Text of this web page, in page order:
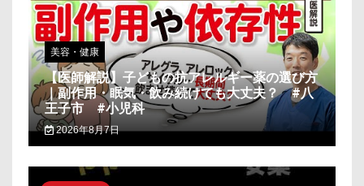
美容・健康
【医師解説】子どもの抗アレルギー薬の選び方
｜副作用・眠気・飲み続けても大丈夫？ #八
王子市 #小児科
2026年8月7日